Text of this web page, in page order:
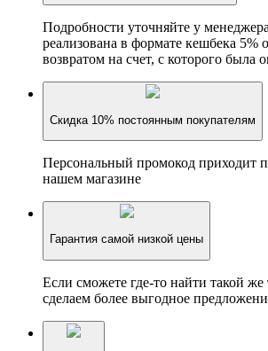
Подробности уточняйте у
реализована в формате кешбека 5%
возвратом на счет, с которого была
Скидка 10% постоянным покупателям
Персональный промокод приходит
нашем магазине
Гарантия самой низкой цены
Если сможете где-то найти такой
сделаем более выгодное